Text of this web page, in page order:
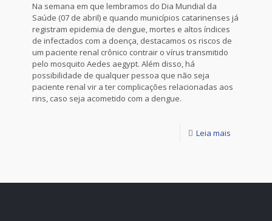
Na semana em que lembramos do Dia Mundial da
Saúde (07 de abril) e quando municípios catarinenses já
registram epidemia de dengue, mortes e altos índices
de infectados com a doença, destacamos os riscos de
um paciente renal crônico contrair o vírus transmitido
pelo mosquito Aedes aegypt. Além disso, há
possibilidade de qualquer pessoa que não seja
paciente renal vir a ter complicações relacionadas aos
rins, caso seja acometido com a dengue.
Leia mais